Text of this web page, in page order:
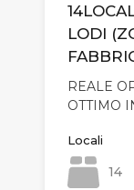
LODI
REALE
OTTIMO
Locali
14